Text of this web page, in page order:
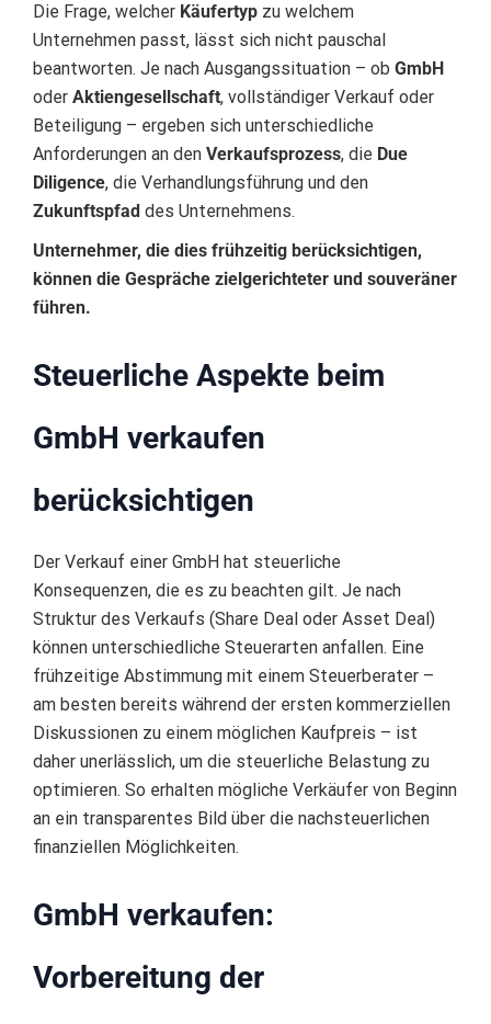
Die Frage, welcher Käufertyp zu welchem
Unternehmen passt, lässt sich nicht pauschal
beantworten. Je nach Ausgangssituation – ob GmbH
oder Aktiengesellschaft, vollständiger Verkauf oder
Beteiligung – ergeben sich unterschiedliche
Anforderungen an den Verkaufsprozess, die Due
Diligence, die Verhandlungsführung und den
Zukunftspfad des Unternehmens.
Unternehmer, die dies frühzeitig berücksichtigen,
können die Gespräche zielgerichteter und souveräner
führen.
Steuerliche Aspekte beim
GmbH verkaufen
berücksichtigen
Der Verkauf einer GmbH hat steuerliche
Konsequenzen, die es zu beachten gilt. Je nach
Struktur des Verkaufs (Share Deal oder Asset Deal)
können unterschiedliche Steuerarten anfallen. Eine
frühzeitige Abstimmung mit einem Steuerberater –
am besten bereits während der ersten kommerziellen
Diskussionen zu einem möglichen Kaufpreis – ist
daher unerlässlich, um die steuerliche Belastung zu
optimieren. So erhalten mögliche Verkäufer von Beginn
an ein transparentes Bild über die nachsteuerlichen
finanziellen Möglichkeiten.
GmbH verkaufen:
Vorbereitung der